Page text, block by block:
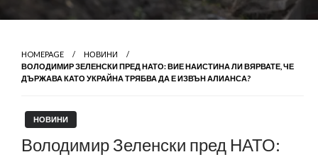
HOMEPAGE
НОВИНИ
ВОЛОДИМИР ЗЕЛЕНСКИ ПРЕД НАТО: ВИЕ НАИСТИНА ЛИ ВЯРВАТЕ, ЧЕ
ДЪРЖАВА КАТО УКРАЙНА ТРЯБВА ДА Е ИЗВЪН АЛИАНСА?
НОВИНИ
Володимир Зеленски пред НАТО: